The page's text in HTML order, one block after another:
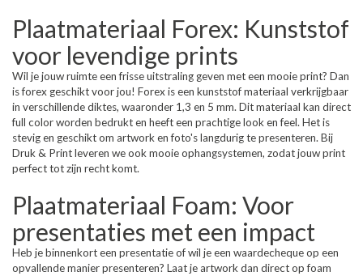
Plaatmateriaal Forex: Kunststof
voor levendige prints
Wil je jouw ruimte een frisse uitstraling geven met een mooie print? Dan
is forex geschikt voor jou! Forex is een kunststof materiaal verkrijgbaar
in verschillende diktes, waaronder 1,3 en 5 mm. Dit materiaal kan direct
full color worden bedrukt en heeft een prachtige look en feel. Het is
stevig en geschikt om artwork en foto's langdurig te presenteren. Bij
Druk & Print leveren we ook mooie ophangsystemen, zodat jouw print
perfect tot zijn recht komt.
Plaatmateriaal Foam: Voor
presentaties met een impact
Heb je binnenkort een presentatie of wil je een waardecheque op een
opvallende manier presenteren? Laat je artwork dan direct op foam